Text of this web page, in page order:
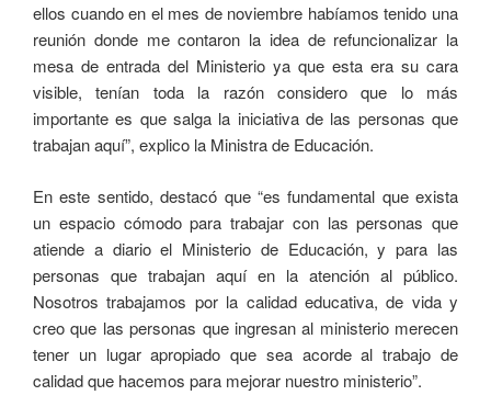
ellos cuando en el mes de noviembre habíamos tenido una
reunión donde me contaron la idea de refuncionalizar la
mesa de entrada del Ministerio ya que esta era su cara
visible, tenían toda la razón considero que lo más
importante es que salga la iniciativa de las personas que
trabajan aquí”, explico la Ministra de Educación.
En este sentido, destacó que “es fundamental que exista
un espacio cómodo para trabajar con las personas que
atiende a diario el Ministerio de Educación, y para las
personas que trabajan aquí en la atención al público.
Nosotros trabajamos por la calidad educativa, de vida y
creo que las personas que ingresan al ministerio merecen
tener un lugar apropiado que sea acorde al trabajo de
calidad que hacemos para mejorar nuestro ministerio”.